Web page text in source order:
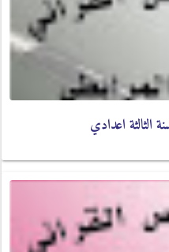
الثالثة اعدادي